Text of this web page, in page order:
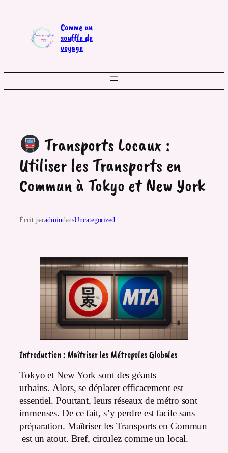
contenu
Comme un
souffle de
voyage
Transports Locaux :
Utiliser les Transports en
Commun à Tokyo et New York
Écrit paradmindansUncategorized
Introduction : Maîtriser les Métropoles Globales
Tokyo et New York sont des géants
urbains. Alors, se déplacer efficacement est
essentiel. Pourtant, leurs réseaux de métro sont
immenses. De ce fait, s’y perdre est facile sans
préparation. Maîtriser les Transports en Commun
est un atout. Bref, circulez comme un local.